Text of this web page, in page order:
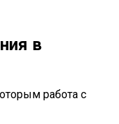
в
работа с